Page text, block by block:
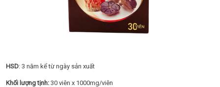
HSD: 3 năm kể từ ngày sản xuất
Khối lượng tịnh: 30 viên x 1000mg/viên